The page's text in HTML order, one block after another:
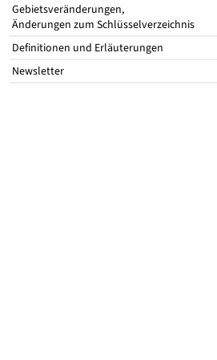
Gebietsveränderungen,
Änderungen zum Schlüsselverzeichnis
Definitionen und Erläuterungen
Newsletter